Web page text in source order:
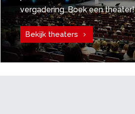
vergadering. Boek een theater!
Bekijk theaters